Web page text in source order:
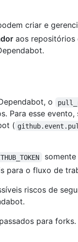
criar e
aos repositórios
o
Para esse
(
para o fluxo de
riscos de
para forks.